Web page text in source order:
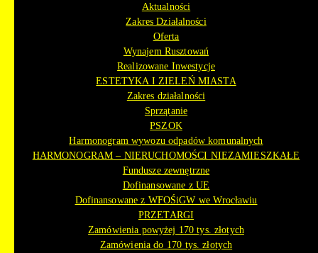
Aktualności
Zakres Działalności
Oferta
Wynajem Rusztowań
Realizowane Inwestycje
ESTETYKA I ZIELEŃ MIASTA
Zakres działalności
Sprzątanie
PSZOK
Harmonogram wywozu odpadów komunalnych
HARMONOGRAM – NIERUCHOMOŚCI NIEZAMIESZKAŁE
Fundusze zewnętrzne
Dofinansowane z UE
Dofinansowane z WFOŚiGW we Wrocławiu
PRZETARGI
Zamówienia powyżej 170 tys. złotych
Zamówienia do 170 tys. złotych